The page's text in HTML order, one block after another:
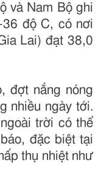
và Nam Bộ ghi
độ C, có nơi
Lai) đạt 38,0
đợt nắng nóng
nhiều ngày tới.
trời có thể
đặc biệt tại
thụ nhiệt như